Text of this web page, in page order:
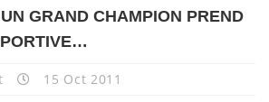
GRAND CHAMPION PREND
15 Oct 2011